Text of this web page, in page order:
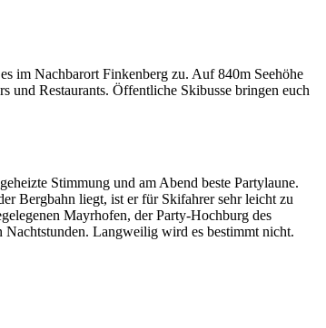
im Nachbarort Finkenberg zu. Auf 840m Seehöhe
Restaurants. Öffentliche Skibusse bringen euch
Stimmung und am Abend beste Partylaune.
Bergbahn liegt, ist er für Skifahrer sehr leicht zu
Mayrhofen, der Party-Hochburg des
Langweilig wird es bestimmt nicht.